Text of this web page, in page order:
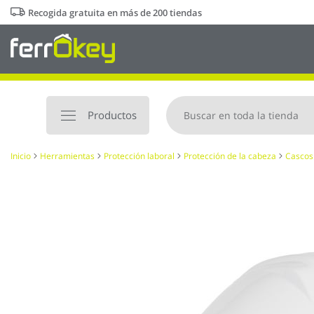
Ir
al
contenido
Recogida gratuita en más de 200 tiendas
Productos
Inicio Herramientas Protección laboral Protección de la cabeza